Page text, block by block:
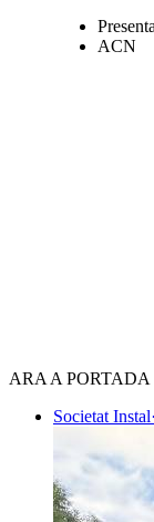
ACN
ARA A PORTADA
Societat